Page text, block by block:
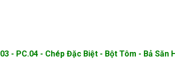
- PC.04 - Chép Đặc Biệt - Bột Tôm - Bả Săn